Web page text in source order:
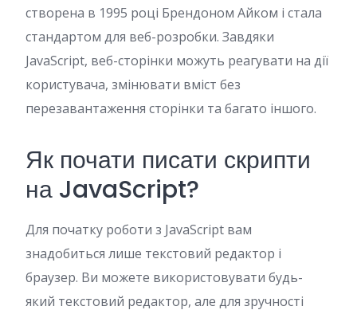
створена в 1995 році Брендоном Айком і стала
стандартом для веб-розробки. Завдяки
JavaScript, веб-сторінки можуть реагувати на дії
користувача, змінювати вміст без
перезавантаження сторінки та багато іншого.
Як почати писати скрипти
на JavaScript?
Для початку роботи з JavaScript вам
знадобиться лише текстовий редактор і
браузер. Ви можете використовувати будь-
який текстовий редактор, але для зручності